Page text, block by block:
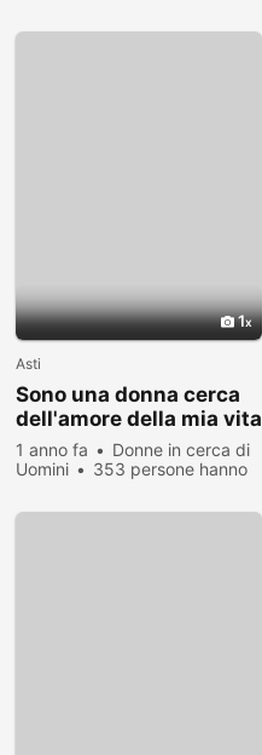
1
Asti
Sono una donna cerca
dell'amore della mia vita
1 anno fa
Donne in cerca di
Uomini
353 persone hanno